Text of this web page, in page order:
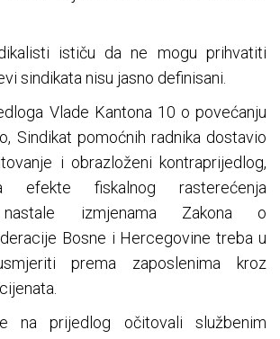
ističu da ne mogu prihvatiti
sindikata nisu jasno definisani.
Vlade Kantona 10 o povećanju
Sindikat pomoćnih radnika dostavio
i obrazloženi kontraprijedlog,
efekte fiskalnog rasterećenja
nastale izmjenama Zakona o
Bosne i Hercegovine treba u
prema zaposlenima kroz
na prijedlog očitovali službenim